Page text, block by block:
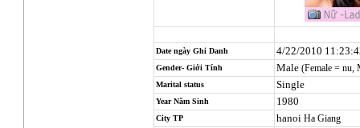
Date ngày Ghi Danh 4/22/2010
Gender- Giới Tính Male (Female = nu,
Marital status Single
Year Năm Sinh 1980
City TP hanoi Ha Giang